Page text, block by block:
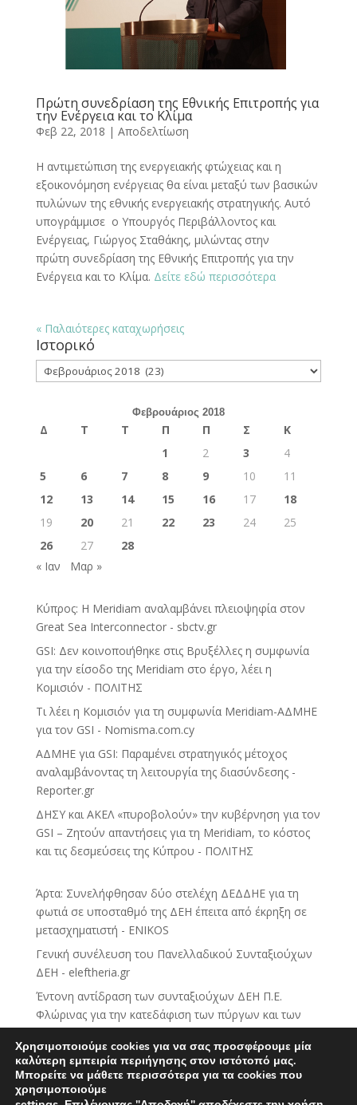
Πρώτη συνεδρίαση της Εθνικής Επιτροπής για
την Ενέργεια και το Κλίμα
Φεβ 22, 2018 | Αποδελτίωση
Η αντιμετώπιση της ενεργειακής φτώχειας και η
εξοικονόμηση ενέργειας θα είναι μεταξύ των βασικών
πυλώνων της εθνικής ενεργειακής στρατηγικής. Αυτό
υπογράμμισε ο Υπουργός Περιβάλλοντος και
Ενέργειας, Γιώργος Σταθάκης, μιλώντας στην
πρώτη συνεδρίαση της Εθνικής Επιτροπής για την
Ενέργεια και το Κλίμα. Δείτε εδώ περισσότερα
« Παλαιότερες καταχωρήσεις
Ιστορικό
Ιστορικό
Φεβρουάριος 2018
Δ Τ Τ Π Π Σ
Κ
1
2 3
4
5
6 7 8 9 10
11
12
13 14 15 16 17
18
19
20 21 22 23 24
25
26
27
28
« Ιαν
Μαρ »
Κύπρος: Η Meridiam αναλαμβάνει πλειοψηφία στον
Great Sea Interconnector - sbctv.gr
GSI: Δεν κοινοποιήθηκε στις Βρυξέλλες η συμφωνία
για την είσοδο της Meridiam στο έργο, λέει η
Κομισιόν - ΠΟΛΙΤΗΣ
Τι λέει η Κομισιόν για τη συμφωνία Meridiam-ΑΔΜΗΕ
για τον GSI - Nomisma.com.cy
ΑΔΜΗΕ για GSI: Παραμένει στρατηγικός μέτοχος
αναλαμβάνοντας τη λειτουργία της διασύνδεσης -
Reporter.gr
ΔΗΣΥ και ΑΚΕΛ «πυροβολούν» την κυβέρνηση για τον
GSI – Ζητούν απαντήσεις για τη Meridiam, το κόστος
και τις δεσμεύσεις της Κύπρου - ΠΟΛΙΤΗΣ
Άρτα: Συνελήφθησαν δύο στελέχη ΔΕΔΔΗΕ για τη
φωτιά σε υποσταθμό της ΔΕΗ έπειτα από έκρηξη σε
μετασχηματιστή - ENIKOS
Γενική συνέλευση του Πανελλαδικού Συνταξιούχων
ΔΕΗ - eleftheria.gr
Έντονη αντίδραση των συνταξιούχων ΔΕΗ Π.Ε.
Φλώρινας για την κατεδάφιση των πύργων και των
εγκαταστάσεων της ΔΕΗ - neaflorina.gr
Χ.Α.: Μοιρασμένο το ταμπλό – Υπεραπόδοση για
Metlen, «βαρίδια» Viohalco και ΔΕΗ - Business Voice
Χρηματιστήριο: Τι συμβαίνει σε Metlen, Αlter Ego,
Χρησιμοποιούμε cookies για να σας προσφέρουμε μία
καλύτερη εμπειρία περιήγησης στον ιστότοπό μας.
Μπορείτε να μάθετε περισσότερα για τα cookies που
χρησιμοποιούμε